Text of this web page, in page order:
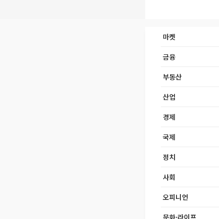
마켓
금융
부동산
산업
경제
국제
정치
사회
오피니언
문화·라이프